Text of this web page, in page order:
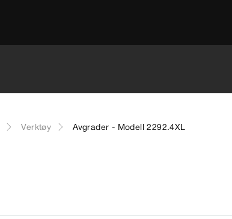
Verktøy Avgrader - Modell 2292.4XL